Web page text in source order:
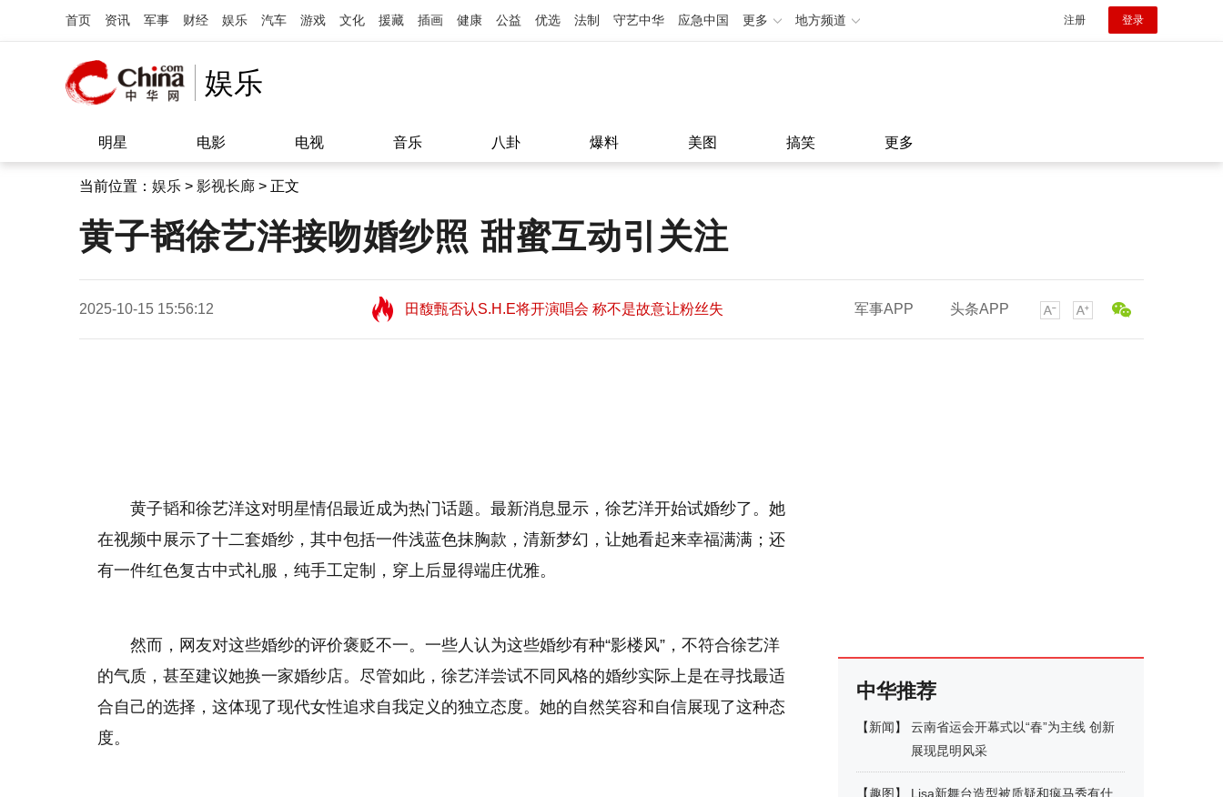
首页 资讯 军事 财经 娱乐 汽车 游戏 文化 援藏 插画 健康 公益 优选 法制 守艺中华 应急中国 更多 地方频道 注册 登录
娱乐
明星 电影 电视 音乐 八卦 爆料 美图 搞笑 更多
当前位置： 娱乐 > 影视长廊 > 正文
黄子韬徐艺洋接吻婚纱照 甜蜜互动引关注
2025-10-15 15:56:12
田馥甄否认S.H.E将开演唱会 称不是故意让粉丝失
望11:08
田馥甄否认S.H.E将开演唱会 称不是故意让粉丝失
军事APP 头条APP
黄子韬和徐艺洋这对明星情侣最近成为热门话题。最新消息显示，徐艺洋开始试婚纱了。她
在视频中展示了十二套婚纱，其中包括一件浅蓝色抹胸款，清新梦幻，让她看起来幸福满满；还
有一件红色复古中式礼服，纯手工定制，穿上后显得端庄优雅。
然而，网友对这些婚纱的评价褒贬不一。一些人认为这些婚纱有种“影楼风”，不符合徐艺洋
的气质，甚至建议她换一家婚纱店。尽管如此，徐艺洋尝试不同风格的婚纱实际上是在寻找最适
合自己的选择，这体现了现代女性追求自我定义的独立态度。她的自然笑容和自信展现了这种态
度。
中华推荐
【新闻】
云南省运会开幕式以“春”为主线 创新
展现昆明风采
【趣图 】
Lisa新舞台造型被质疑和疯马秀有什